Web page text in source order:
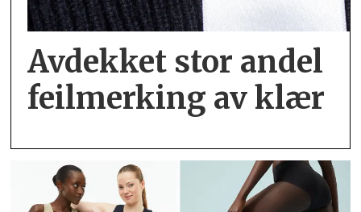
Avdekket stor andel
feil­merking av klær